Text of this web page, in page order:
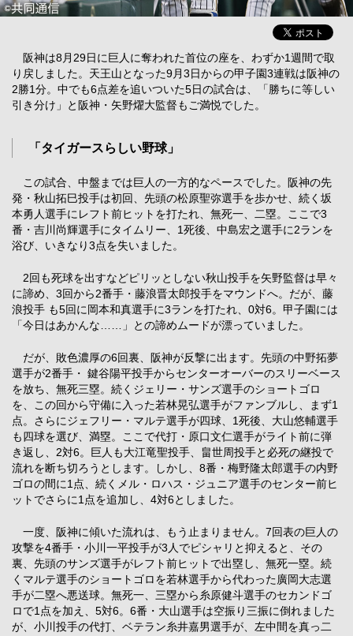
阪神は8月29日に巨人に奪われた首位の座を、わずか1週間で取
り戻しました。天王山となった9月3日からの甲子園3連戦は阪神の
2勝1分。中でも6点差を追いついた5日の試合は、「勝ちに等しい
引き分け」と阪神・矢野燿大監督もご満悦でした。
「タイガースらしい野球」
この試合、中盤までは巨人の一方的なペースでした。阪神の先
発・秋山拓巳投手は初回、先頭の松原聖弥選手を歩かせ、続く坂
本勇人選手にレフト前ヒットを打たれ、無死一、二塁。ここで3
番・吉川尚輝選手にタイムリー、1死後、中島宏之選手に2ランを
浴び、いきなり3点を失いました。
2回も死球を出すなどピリッとしない秋山投手を矢野監督は早々
に諦め、3回から2番手・藤浪晋太郎投手をマウンドへ。だが、藤
浪投手 も5回に岡本和真選手に3ランを打たれ、0対6。甲子園には
「今日はあかんな……」との諦めムードが漂っていました。
だが、敗色濃厚の6回裏、阪神が反撃に出ます。先頭の中野拓夢
選手が2番手・ 鍵谷陽平投手からセンターオーバーのスリーベース
を放ち、無死三塁。続くジェリー・サンズ選手のショートゴロ
を、この回から守備に入った若林晃弘選手がファンブルし、まず1
点。さらにジェフリー・マルテ選手が四球、1死後、大山悠輔選手
も四球を選び、満塁。ここで代打・原口文仁選手がライト前に弾
き返し、2対6。巨人も大江竜聖投手、畠世周投手と必死の継投で
流れを断ち切ろうとします。しかし、8番・梅野隆太郎選手の内野
ゴロの間に1点、続くメル・ロハス・ジュニア選手のセンター前ヒ
ットでさらに1点を追加し、4対6としました。
一度、阪神に傾いた流れは、もう止まりません。7回表の巨人の
攻撃を4番手・小川一平投手が3人でピシャリと抑えると、その
裏、先頭のサンズ選手がレフト前ヒットで出塁し、無死一塁。続
くマルテ選手のショートゴロを若林選手から代わった廣岡大志選
手が二塁へ悪送球。無死一、三塁から糸原健斗選手のセカンドゴ
ロで1点を加え、5対6。6番・大山選手は空振り三振に倒れました
が、小川投手の代打、ベテラン糸井嘉男選手が、左中間を真っ二